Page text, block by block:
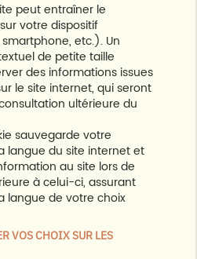
peut entraîner le
votre dispositif
etc.). Un
de petite taille
des informations issues
le site internet, qui seront
ultérieure du
sauvegarde votre
langue du site internet et
au site lors de
à celui-ci, assurant
langue de votre choix
VOS CHOIX SUR LES